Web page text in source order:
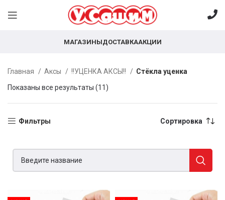
МАГАЗИНЫДОСТАВКААКЦИИ
Главная Аксы !!УЦЕНКА АКСЫ!!
Стёкла уценка
Показаны все результаты (11)
Фильтры Сортировка